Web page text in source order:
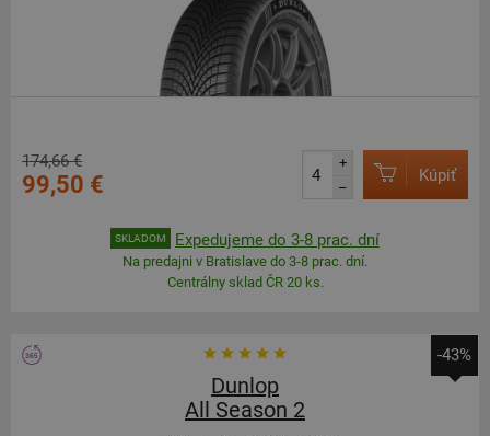
174,66 €
99,50 €
+
–
Kúpiť
SKLADOM Expedujeme do 3-8 prac. dní
Na predajni v Bratislave do 3-8 prac. dní.
Centrálny sklad ČR 20 ks.
-43%
Dunlop
All Season 2